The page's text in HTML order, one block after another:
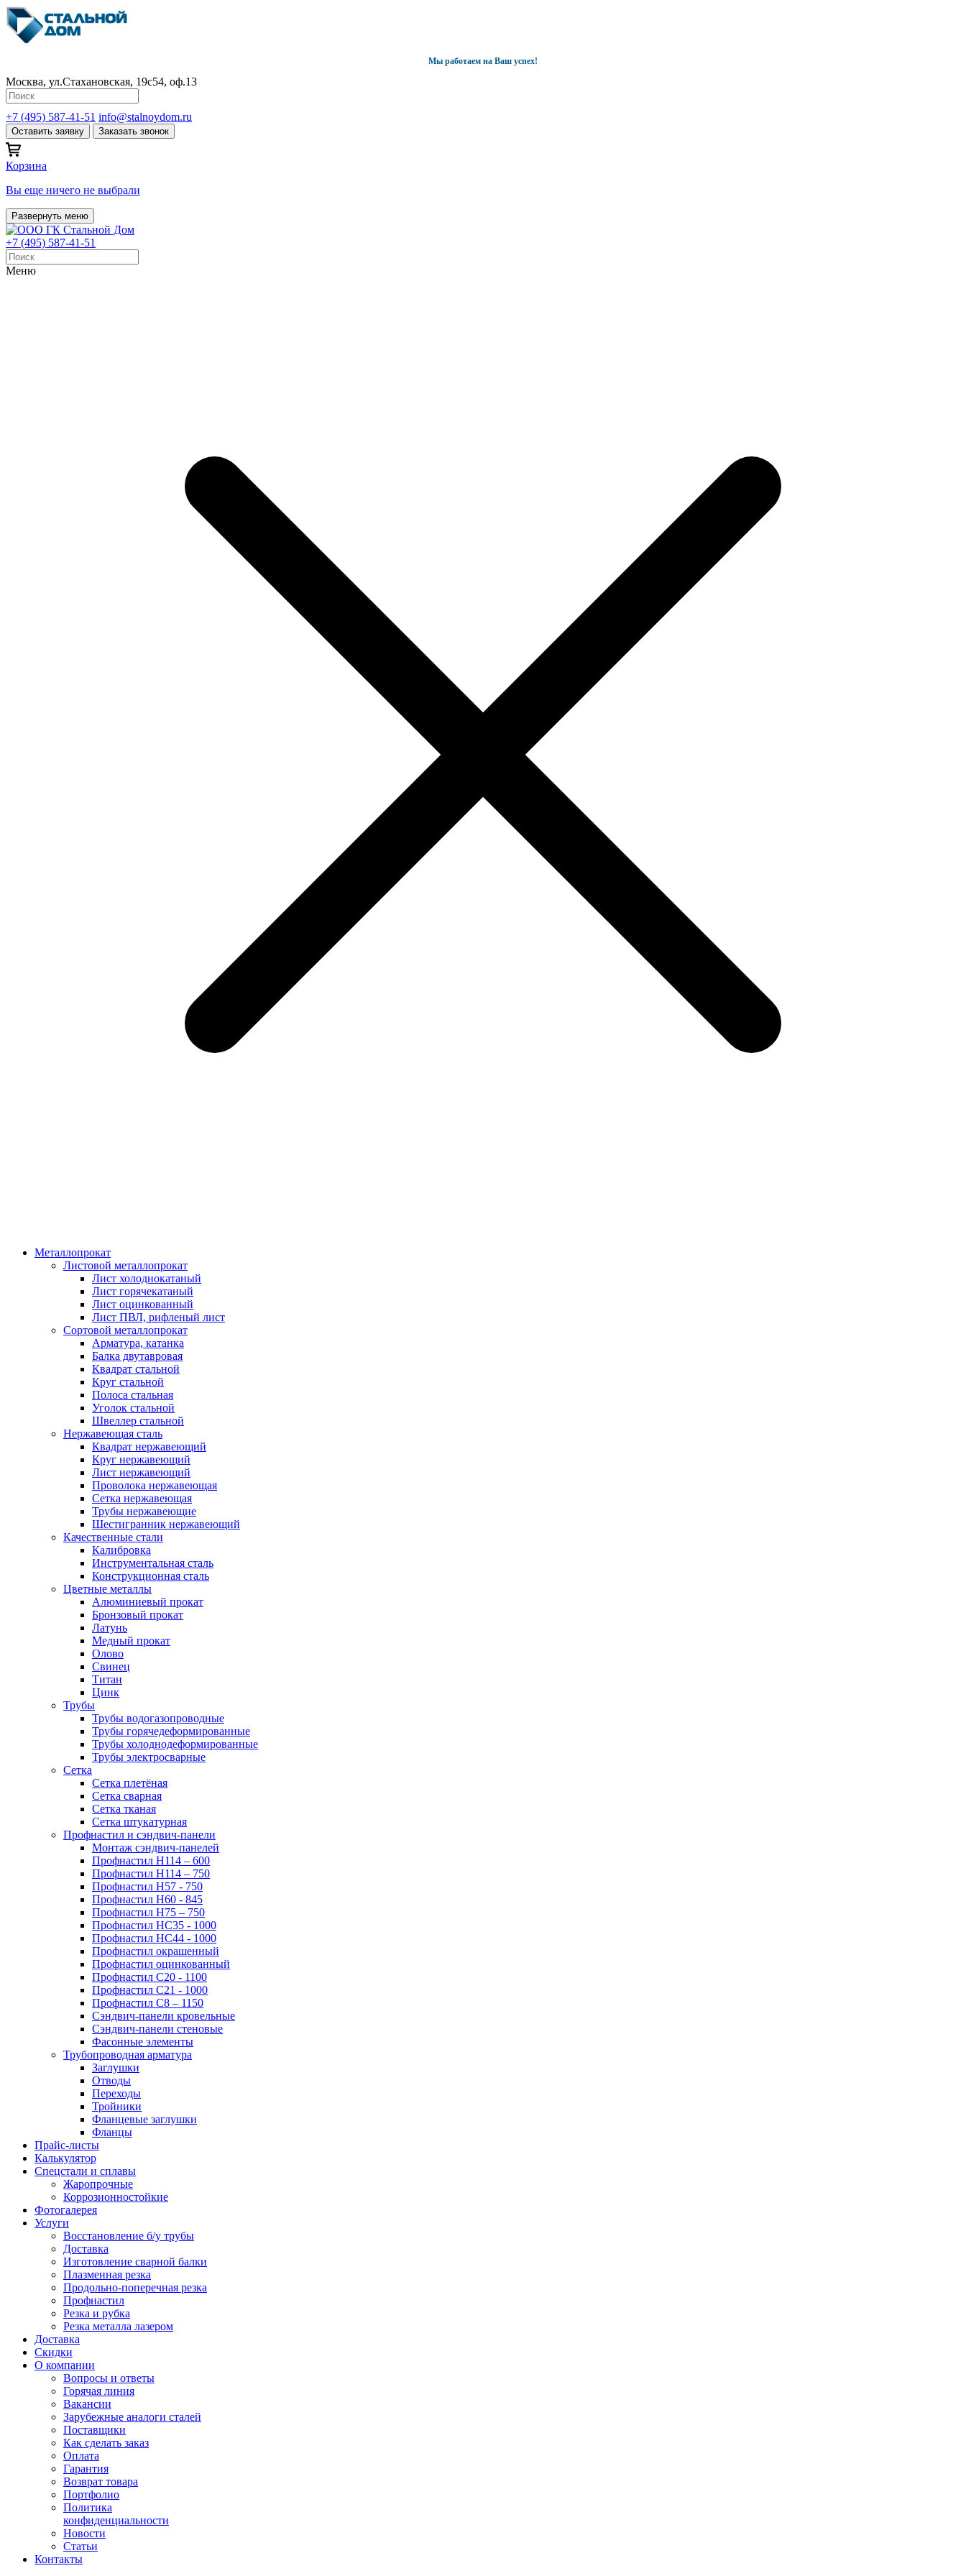
Мы работаем на Ваш успех!
Москва, ул.Стахановская, 19с54, оф.13
+7 (495) 587-41-51 info@stalnoydom.ru
Оставить заявку Заказать звонок
Корзина
Вы еще ничего не выбрали
Развернуть меню
+7 (495) 587-41-51
Меню
Металлопрокат
Листовой металлопрокат
Лист холоднокатаный
Лист горячекатаный
Лист оцинкованный
Лист ПВЛ, рифленый лист
Сортовой металлопрокат
Арматура, катанка
Балка двутавровая
Квадрат стальной
Круг стальной
Полоса стальная
Уголок стальной
Швеллер стальной
Нержавеющая сталь
Квадрат нержавеющий
Круг нержавеющий
Лист нержавеющий
Проволока нержавеющая
Сетка нержавеющая
Трубы нержавеющие
Шестигранник нержавеющий
Качественные стали
Калибровка
Инструментальная сталь
Конструкционная сталь
Цветные металлы
Алюминиевый прокат
Бронзовый прокат
Латунь
Медный прокат
Олово
Свинец
Титан
Цинк
Трубы
Трубы водогазопроводные
Трубы горячедеформированные
Трубы холоднодеформированные
Трубы электросварные
Сетка
Сетка плетёная
Сетка сварная
Сетка тканая
Сетка штукатурная
Профнастил и сэндвич-панели
Монтаж сэндвич-панелей
Профнастил Н114 – 600
Профнастил Н114 – 750
Профнастил Н57 - 750
Профнастил Н60 - 845
Профнастил Н75 – 750
Профнастил НС35 - 1000
Профнастил НС44 - 1000
Профнастил окрашенный
Профнастил оцинкованный
Профнастил С20 - 1100
Профнастил С21 - 1000
Профнастил С8 – 1150
Сэндвич-панели кровельные
Сэндвич-панели стеновые
Фасонные элементы
Трубопроводная арматура
Заглушки
Отводы
Переходы
Тройники
Фланцевые заглушки
Фланцы
Прайс-листы
Калькулятор
Спецстали и сплавы
Жаропрочные
Коррозионностойкие
Фотогалерея
Услуги
Восстановление б/у трубы
Доставка
Изготовление сварной балки
Плазменная резка
Продольно-поперечная резка
Профнастил
Резка и рубка
Резка металла лазером
Доставка
Скидки
О компании
Вопросы и ответы
Горячая линия
Вакансии
Зарубежные аналоги сталей
Поставщики
Как сделать заказ
Оплата
Гарантия
Возврат товара
Портфолио
Политика
конфиденциальности
Новости
Статьи
Контакты